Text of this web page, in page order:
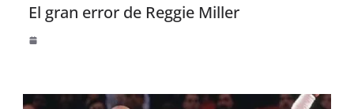
El gran error de Reggie Miller